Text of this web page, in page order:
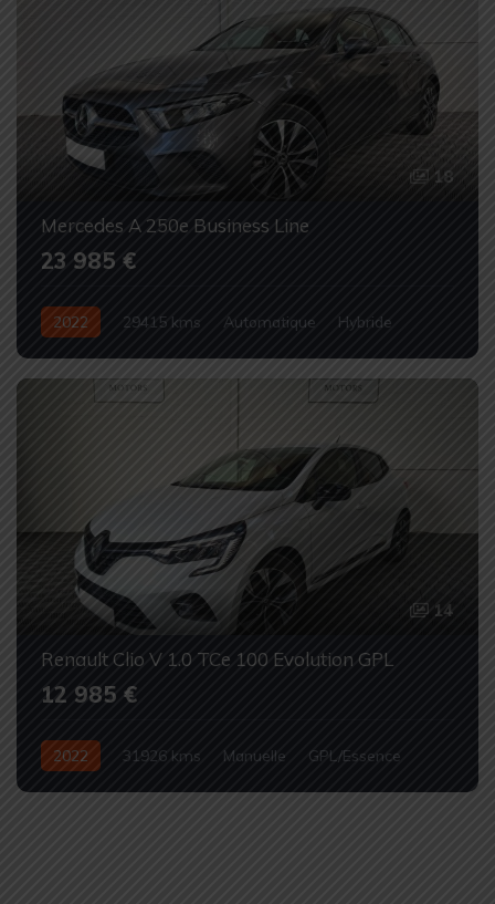
18
Mercedes A 250e Business Line
23 985 €
2022 29415 kms Automatique
Hybride
14
Renault Clio V 1.0 TCe 100 Evolution GPL
12 985 €
2022 31926 kms Manuelle
GPL/Essence